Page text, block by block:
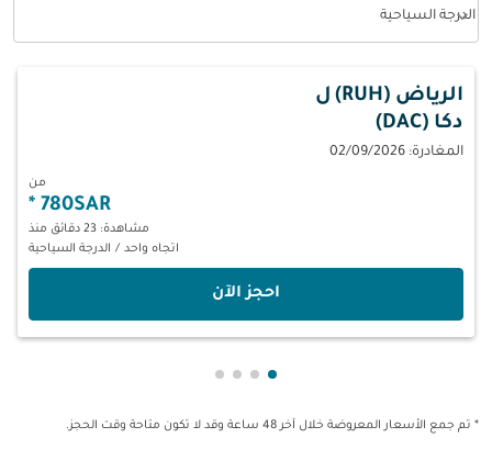
فئة المقصورة option الدرجة السياحية Selected
الدرجة السياحية
keyboard_arrow_down
الرياض (RUH)
ل
دكا (DAC)
المغادرة: 02/09/2026
من
780SAR
*
مشاهدة: 23 دقائق منذ
اتجاه واحد / الدرجة السياحية
‫احجز الآن‬
* تم جمع الأسعار المعروضة خلال آخر 48 ساعة وقد لا تكون متاحة وقت الحجز.